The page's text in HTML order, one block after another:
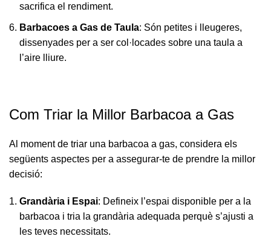
sacrifica el rendiment.
Barbacoes a Gas de Taula: Són petites i lleugeres,
dissenyades per a ser col·locades sobre una taula a
l’aire lliure.
Com Triar la Millor Barbacoa a Gas
Al moment de triar una barbacoa a gas, considera els
següents aspectes per a assegurar-te de prendre la millor
decisió:
Grandària i Espai: Defineix l’espai disponible per a la
barbacoa i tria la grandària adequada perquè s’ajusti a
les teves necessitats.